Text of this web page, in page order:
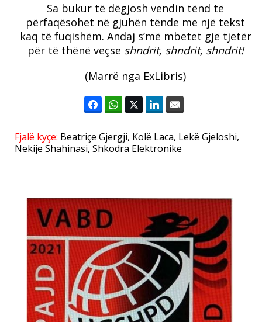
Sa bukur të dëgjosh vendin tënd të
përfaqësohet në gjuhën tënde me një tekst
kaq të fuqishëm. Andaj s’më mbetet gjë tjetër
për të thënë veçse shndrit, shndrit, shndrit!
(Marrë nga ExLibris)
Fjalë kyçe: Beatriçe Gjergji, Kolë Laca, Lekë Gjeloshi,
Nekije Shahinasi, Shkodra Elektronike